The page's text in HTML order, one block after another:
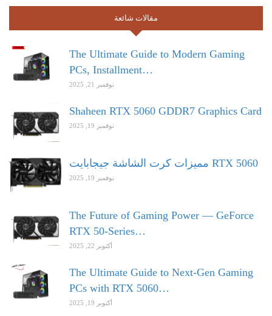
مقالات شائعة
The Ultimate Guide to Modern Gaming
PCs, Installment…
نوفمبر 21, 2025
Shaheen RTX 5060 GDDR7 Graphics Card
نوفمبر 19, 2025
مميزات كرت الشاشة جيجابايت RTX 5060
نوفمبر 19, 2025
The Future of Gaming Power — GeForce
RTX 50-Series…
أكتوبر 22, 2025
The Ultimate Guide to Next-Gen Gaming
PCs with RTX 5060…
أكتوبر 19, 2025